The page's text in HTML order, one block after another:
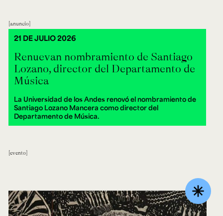
anuncio
Renuevan nombramiento de Santiago
Lozano, director del Departamento de
Música
La Universidad de los Andes renovó el nombramiento de
Santiago Lozano Mancera como director del
Departamento de Música.
21 DE JULIO 2026
evento
asterisk